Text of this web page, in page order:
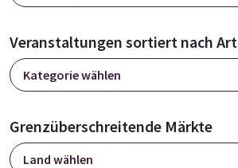
Veranstaltungen sortiert nach Art
Kategorie wählen
Grenzüberschreitende Märkte
Land wählen